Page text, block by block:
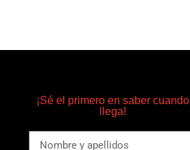
¡Sé el primero en saber cuando
llega!